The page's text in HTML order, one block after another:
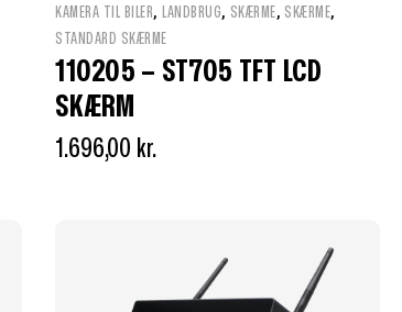
KAMERA TIL BILER, LANDBRUG, SKÆRME, SKÆRME,
STANDARD SKÆRME
110205 – ST705 TFT LCD
SKÆRM
1.696,00 kr.